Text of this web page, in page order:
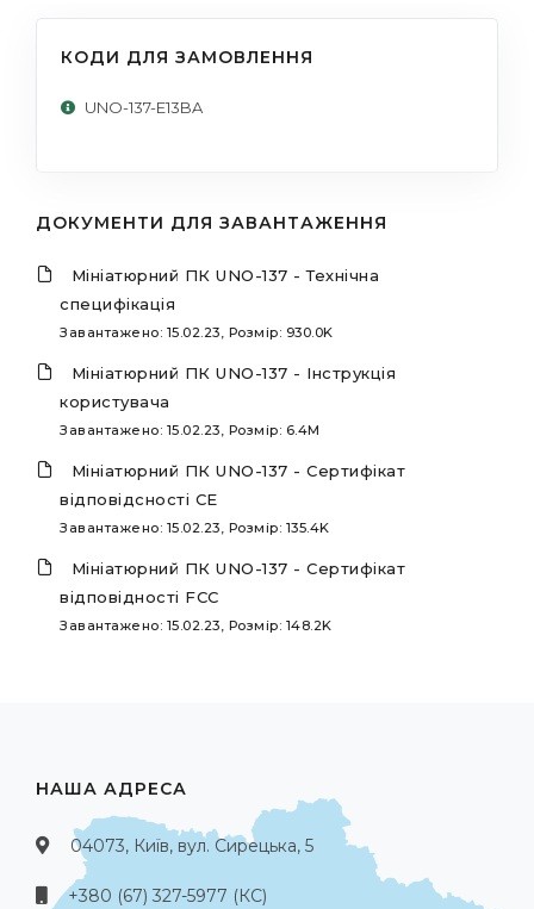
КОДИ ДЛЯ ЗАМОВЛЕННЯ
UNO-137-E13BA
ДОКУМЕНТИ ДЛЯ ЗАВАНТАЖЕННЯ
Мініатюрний ПК UNO-137 - Технічна
специфікація
Завантажено: 15.02.23, Розмір: 930.0K
Мініатюрний ПК UNO-137 - Інструкція
користувача
Завантажено: 15.02.23, Розмір: 6.4M
Мініатюрний ПК UNO-137 - Сертифікат
відповідсності CE
Завантажено: 15.02.23, Розмір: 135.4K
Мініатюрний ПК UNO-137 - Сертифікат
відповідності FCC
Завантажено: 15.02.23, Розмір: 148.2K
НАША АДРЕСА
04073, Київ, вул. Сирецька, 5
+380 (67) 327-5977 (КС)